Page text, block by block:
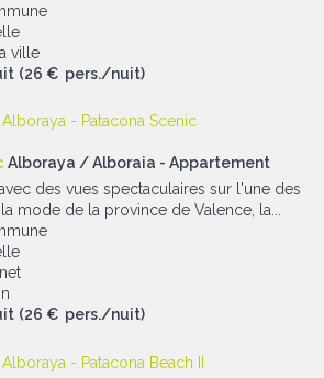
ville
(26 € pers./nuit)
Alboraya / Alboraia - Appartement
des vues spectaculaires sur l'une des
mode de la province de Valence, la...
(26 € pers./nuit)